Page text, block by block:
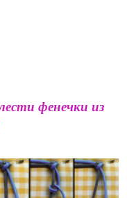
фенечки из